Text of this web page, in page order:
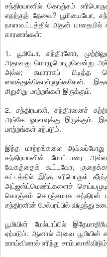
சந்திரயானில் கொஞ்சம்
எதற்குத் தேவை? பூமியையோ,
நாளாவட்டத்தில் அதன் பாதையில்
காரணங்கள்:
1. பூமியோ, சந்திரனோ,
அதாவது மொழுமொழுவென்று
அல்ல; சுமாராகப் பிடித்த
வைத்துக்கொள்ளுங்களேன்.
சிறுசிறு மாற்றங்கள் இருக்கும்.
2. சந்திரயான், சந்திரனைச்
அங்கே ஓரளவுக்கு இருக்கும்.
மாற்றங்கள் ஏற்படும்.
இந்த மாற்றங்களை
சந்திரயானின் மோட்டாரை
வேகத்தைக் கூட்டவோ,
கட்டத்தில் இந்த எரிபொருள்
அட்ஜஸ்ட்மெண்ட்களைச்
கொஞ்சம் கொஞ்சமாக சந்திரன்
சந்திரனின் மேல்பரப்பில் விழுந்து
பூமியின் மேல்பரப்பில்
ஏற்படும். ஆனால் அவை பூமியின்
உராய்வினால் எரிந்து